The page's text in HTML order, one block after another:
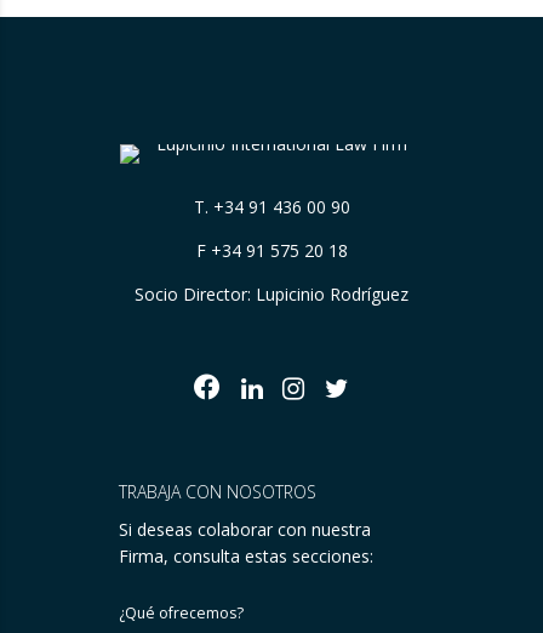
T. +34 91 436 00 90
F +34 91 575 20 18
Socio Director: Lupicinio Rodríguez
TRABAJA CON NOSOTROS
Si deseas colaborar con nuestra
Firma, consulta estas secciones:
¿Qué ofrecemos?